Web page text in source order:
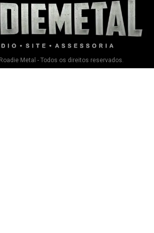
Metal - Todos os direitos reservados.